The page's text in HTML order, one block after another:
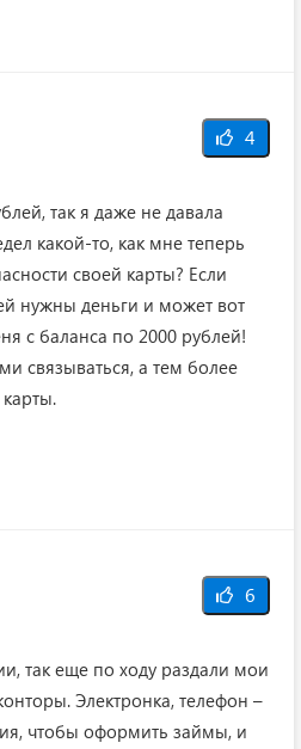
4
так я даже не давала
какой-то, как мне теперь
своей карты? Если
нужны деньги и может вот
с баланса по 2000 рублей!
связываться, а тем более
6
так еще по ходу раздали мои
Электронка, телефон –
чтобы оформить займы, и